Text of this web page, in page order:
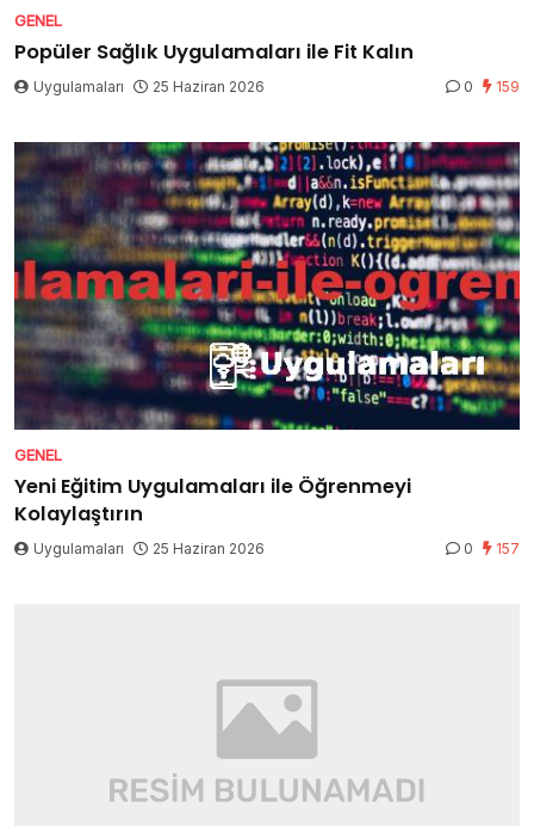
GENEL
Popüler Sağlık Uygulamaları ile Fit Kalın
Uygulamaları 25 Haziran 2026 0 159
GENEL
Yeni Eğitim Uygulamaları ile Öğrenmeyi
Kolaylaştırın
Uygulamaları 25 Haziran 2026 0 157